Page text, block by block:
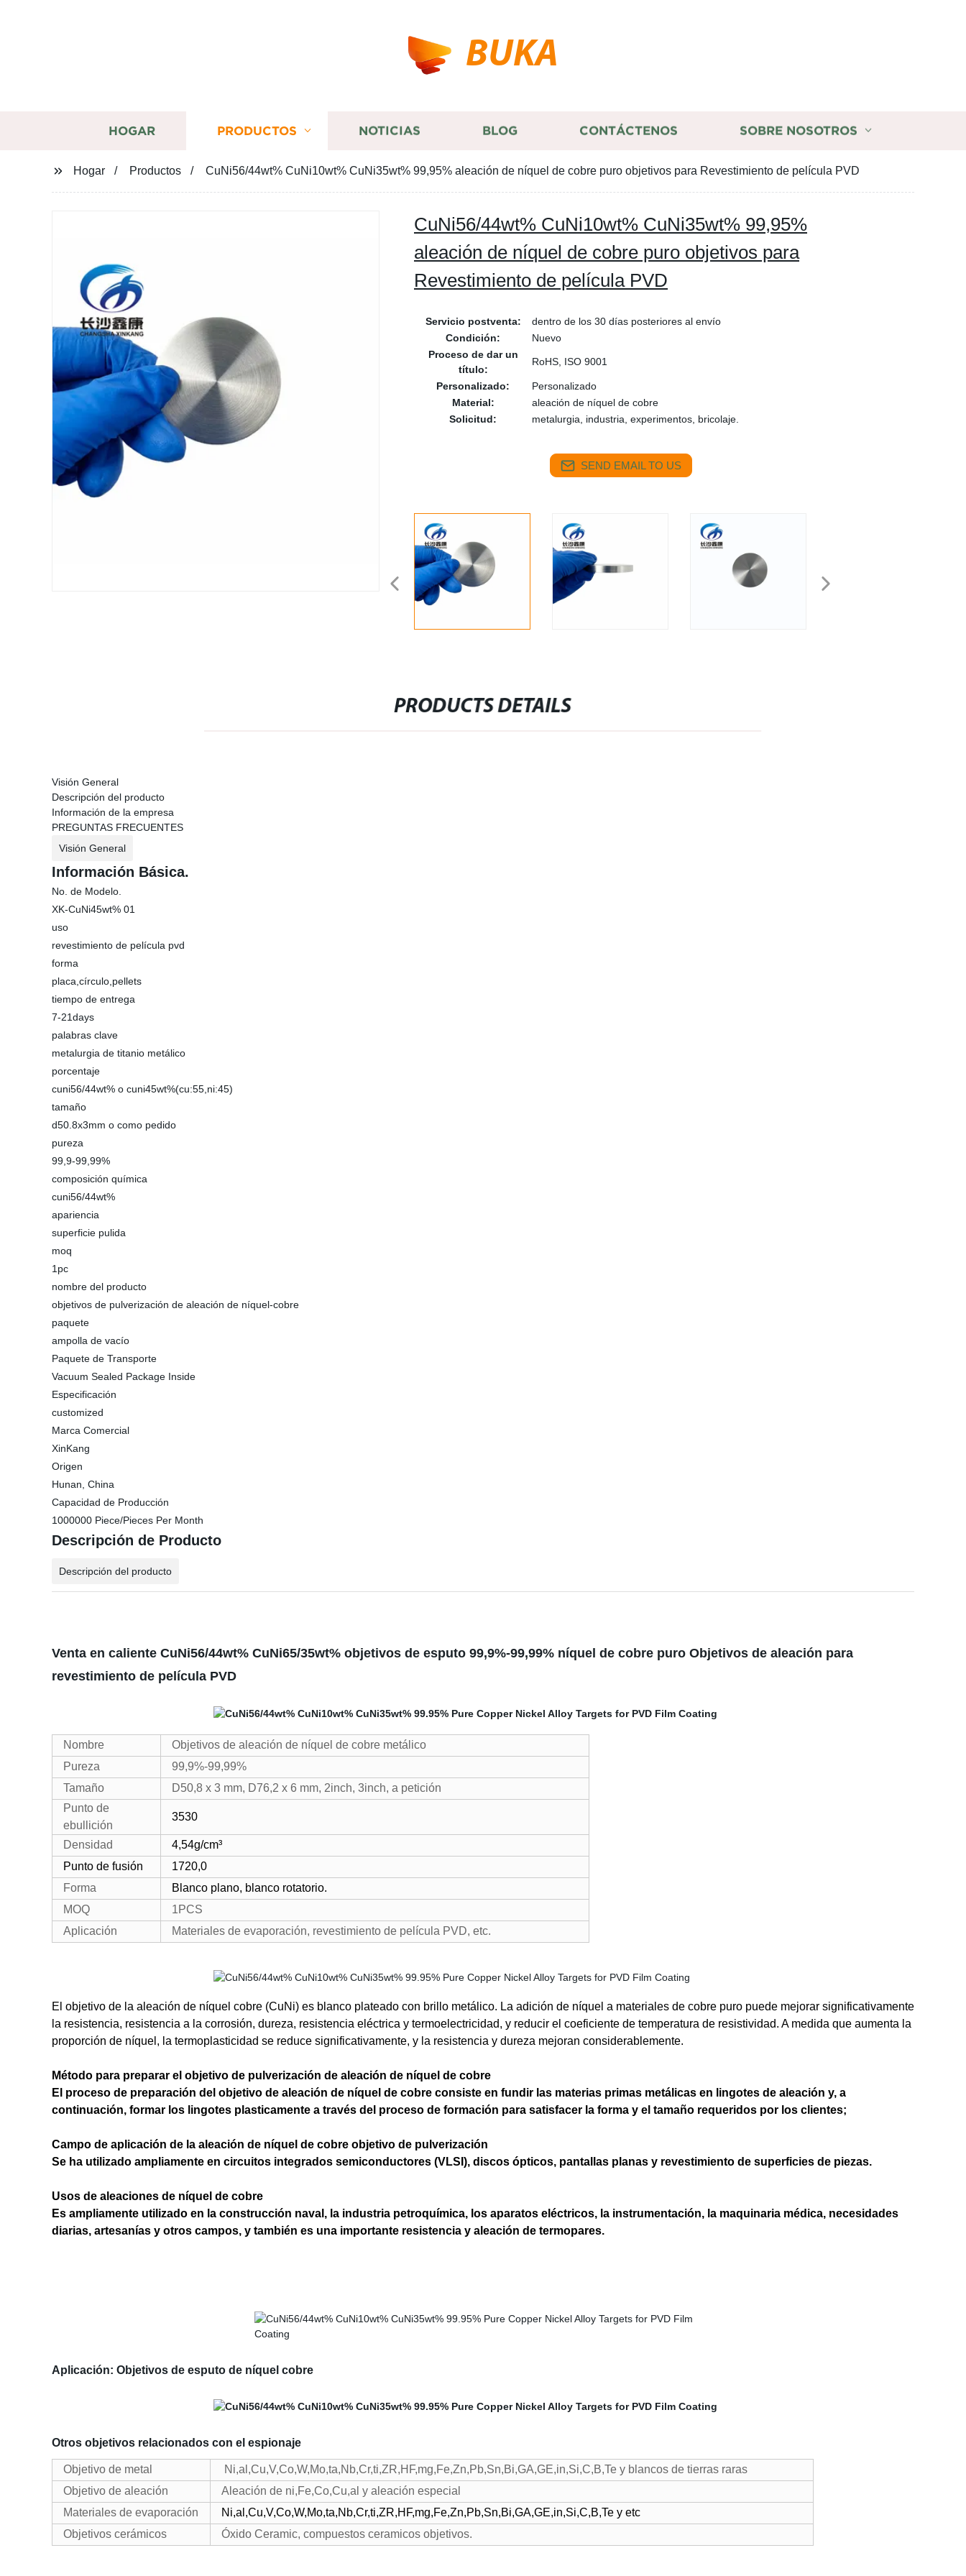
BUKA
HOGAR PRODUCTOS NOTICIAS BLOG CONTÁCTENOS SOBRE NOSOTROS
Hogar Productos CuNi56/44wt% CuNi10wt% CuNi35wt% 99,95% aleación de níquel de cobre puro objetivos para Revestimiento de película PVD
CuNi56/44wt% CuNi10wt% CuNi35wt% 99,95%
aleación de níquel de cobre puro objetivos para
Revestimiento de película PVD
Servicio postventa:
dentro de los 30 días posteriores al envío
Condición:
Nuevo
Proceso de dar un
título:
RoHS, ISO 9001
Personalizado:
Personalizado
Material:
aleación de níquel de cobre
Solicitud:
metalurgia, industria, experimentos, bricolaje.
SEND EMAIL TO US
PRODUCTS DETAILS
Visión General
Descripción del producto
Información de la empresa
PREGUNTAS FRECUENTES
Visión General
Información Básica.
No. de Modelo.
XK-CuNi45wt% 01
uso
revestimiento de película pvd
forma
placa,círculo,pellets
tiempo de entrega
7-21days
palabras clave
metalurgia de titanio metálico
porcentaje
cuni56/44wt% o cuni45wt%(cu:55,ni:45)
tamaño
d50.8x3mm o como pedido
pureza
99,9-99,99%
composición química
cuni56/44wt%
apariencia
superficie pulida
moq
1pc
nombre del producto
objetivos de pulverización de aleación de níquel-cobre
paquete
ampolla de vacío
Paquete de Transporte
Vacuum Sealed Package Inside
Especificación
customized
Marca Comercial
XinKang
Origen
Hunan, China
Capacidad de Producción
1000000 Piece/Pieces Per Month
Descripción de Producto
Descripción del producto
Venta en caliente CuNi56/44wt% CuNi65/35wt% objetivos de esputo 99,9%-99,99% níquel de cobre puro Objetivos de aleación para
revestimiento de película PVD
Nombre
Objetivos de aleación de níquel de cobre metálico
Pureza
99,9%-99,99%
Tamaño
D50,8 x 3 mm, D76,2 x 6 mm, 2inch, 3inch, a petición
Punto de
ebullición
3530
Densidad
4,54g/cm³
Punto de fusión
1720,0
Forma
Blanco plano, blanco rotatorio.
MOQ
1PCS
Aplicación
Materiales de evaporación, revestimiento de película PVD, etc.
El objetivo de la aleación de níquel cobre (CuNi) es blanco plateado con brillo metálico. La adición de níquel a materiales de cobre puro puede mejorar significativamente
la resistencia, resistencia a la corrosión, dureza, resistencia eléctrica y termoelectricidad, y reducir el coeficiente de temperatura de resistividad. A medida que aumenta la
proporción de níquel, la termoplasticidad se reduce significativamente, y la resistencia y dureza mejoran considerablemente.
Método para preparar el objetivo de pulverización de aleación de níquel de cobre
El proceso de preparación del objetivo de aleación de níquel de cobre consiste en fundir las materias primas metálicas en lingotes de aleación y, a
continuación, formar los lingotes plasticamente a través del proceso de formación para satisfacer la forma y el tamaño requeridos por los clientes;
Campo de aplicación de la aleación de níquel de cobre objetivo de pulverización
Se ha utilizado ampliamente en circuitos integrados semiconductores (VLSI), discos ópticos, pantallas planas y revestimiento de superficies de piezas.
Usos de aleaciones de níquel de cobre
Es ampliamente utilizado en la construcción naval, la industria petroquímica, los aparatos eléctricos, la instrumentación, la maquinaria médica, necesidades
diarias, artesanías y otros campos, y también es una importante resistencia y aleación de termopares.
Aplicación: Objetivos de esputo de níquel cobre
Otros objetivos relacionados con el espionaje
Objetivo de metal
Ni,al,Cu,V,Co,W,Mo,ta,Nb,Cr,ti,ZR,HF,mg,Fe,Zn,Pb,Sn,Bi,GA,GE,in,Si,C,B,Te y blancos de tierras raras
Objetivo de aleación
Aleación de ni,Fe,Co,Cu,al y aleación especial
Materiales de evaporación
Ni,al,Cu,V,Co,W,Mo,ta,Nb,Cr,ti,ZR,HF,mg,Fe,Zn,Pb,Sn,Bi,GA,GE,in,Si,C,B,Te y etc
Objetivos cerámicos
Óxido Ceramic, compuestos ceramicos objetivos.